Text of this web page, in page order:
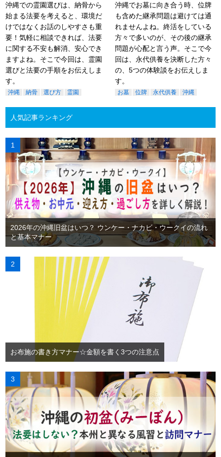
沖縄での霊園選びは、納骨から
始まる法要を考えると、環境だ
けではなくお話のしやすさも重
要！気軽に相談できれば、法要
に関する不安も解消、安心でき
ますよね。そこで今回は、霊園
選びと法要の手順をお伝えしま
す。
沖縄 納骨 選び方 霊園
沖縄でお墓に向き合う時、位牌
も含めた継承問題は避けては通
れませんよね。終活をしている
方々で多いのが、その後の継承
問題が心配と言う声。そこで今
回は、永代供養を決断した方々
の、5つの体験談をお伝えしま
す。
お墓 位牌 永代供養 沖縄
人気記事ランキング
2026年の沖縄旧盆はいつ？ ウンケー・ナカビ・ウークイの流れ
と基本マナー
お布施の書き方マナー☆金額を書く3つの注意点